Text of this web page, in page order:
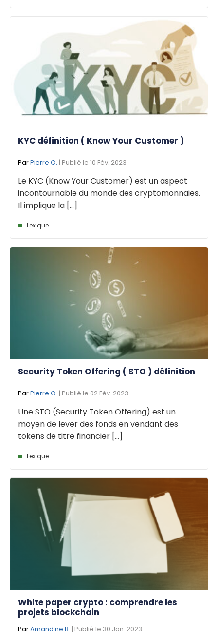
KYC définition ( Know Your Customer )
ParPierre O. | Publié le 10 Fév. 2023
Le KYC (Know Your Customer) est un aspect
incontournable du monde des cryptomonnaies.
Il implique la [...]
Lexique
Security Token Offering ( STO ) définition
ParPierre O. | Publié le 02 Fév. 2023
Une STO (Security Token Offering) est un
moyen de lever des fonds en vendant des
tokens de titre financier [...]
Lexique
White paper crypto : comprendre les
projets blockchain
ParAmandine B. | Publié le 30 Jan. 2023